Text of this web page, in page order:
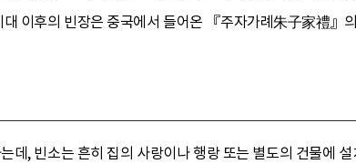
이후의 빈장은 중국에서 들어온 『주자가례朱子家禮』
데, 빈소는 흔히 집의 사랑이나 행랑 또는 별도의 건물에